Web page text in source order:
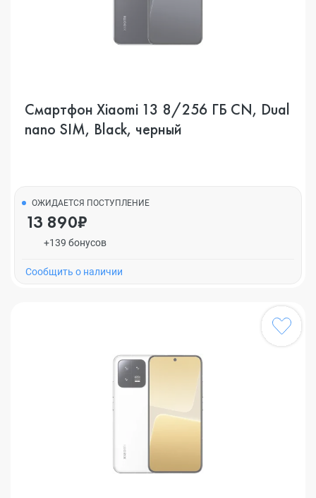
Смартфон Xiaomi 13 8/256 ГБ CN, Dual
nano SIM, Black, черный
ОЖИДАЕТСЯ ПОСТУПЛЕНИЕ
13 890₽
+139 бонусов
Cообщить о наличии